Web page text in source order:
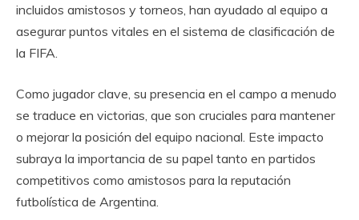
incluidos amistosos y torneos, han ayudado al equipo a
asegurar puntos vitales en el sistema de clasificación de
la FIFA.
Como jugador clave, su presencia en el campo a menudo
se traduce en victorias, que son cruciales para mantener
o mejorar la posición del equipo nacional. Este impacto
subraya la importancia de su papel tanto en partidos
competitivos como amistosos para la reputación
futbolística de Argentina.